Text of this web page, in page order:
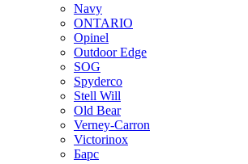
Navy
ONTARIO
Opinel
Outdoor Edge
SOG
Spyderco
Stell Will
Old Bear
Verney-Carron
Victorinox
Барс